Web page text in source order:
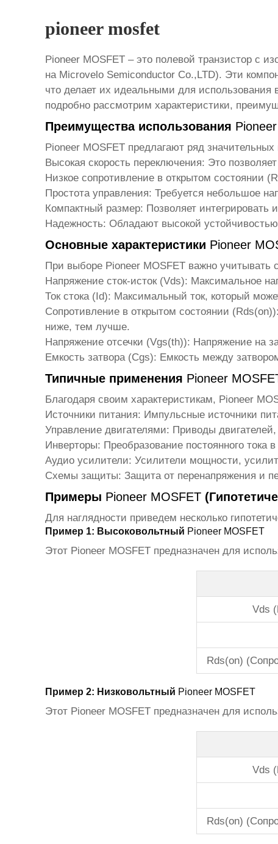
pioneer mosfet
Pioneer MOSFET– это полевой транзистор с
на Microvelo Semiconductor Co.,LTD). Эти
что делает их идеальными для использования
подробно рассмотрим характеристики,
Преимущества использования
Pioneer MOSFETпредлагают ряд
Высокая скорость переключения: Это
Низкое сопротивление в открытом состоянии
Простота управления: Требуется небольшое
Компактный размер: Позволяет интегрировать
Надежность: Обладают высокой устойчивостью
Основные характеристики Pioneer
При выборе Pioneer MOSFETважно учитывать
Напряжение сток-исток (Vds): Максимальное
Ток стока (Id): Максимальный ток, который
Сопротивление в открытом состоянии (Rds(on)):
ниже, тем лучше.
Напряжение отсечки (Vgs(th)): Напряжение на
Емкость затвора (Cgs): Емкость между
Типичные применения Pioneer
Благодаря своим характеристикам, Pioneer
Источники питания: Импульсные источники
Управление двигателями: Приводы
Инверторы: Преобразование постоянного тока
Аудио усилители: Усилители мощности,
Схемы защиты: Защита от перенапряжения и
Примеры Pioneer MOSFET
Для наглядности приведем несколько
Пример 1: Высоковольтный Pioneer MOSFET
Этот Pioneer MOSFETпредназначен для
Vds
Rds(on)
Пример 2: Низковольтный Pioneer MOSFET
Этот Pioneer MOSFETпредназначен для
Vds
Rds(on)